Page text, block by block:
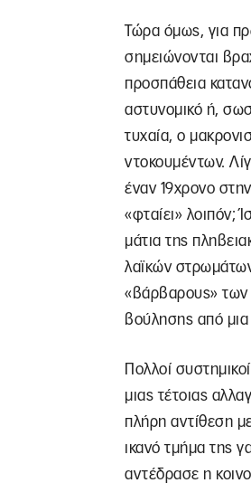
Τώρα όμως, για
σημειώνονται
προσπάθεια
αστυνομικό ή,
τυχαία, ο
ντοκουμέντων.
έναν 19χρονο
«φταίει» λοιπόν;
μάτια της
λαϊκών
«βάρβαρους» των
βούλησης από
Πολλοί
μιας τέτοιας
πλήρη αντίθεση
ικανό τμήμα της
αντέδρασε η